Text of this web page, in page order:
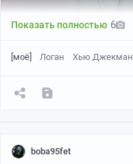
Показать полностью 6
[моё] Логан Хью Джекман
boba95fet